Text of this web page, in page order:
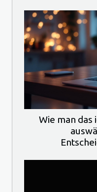
Wie man das